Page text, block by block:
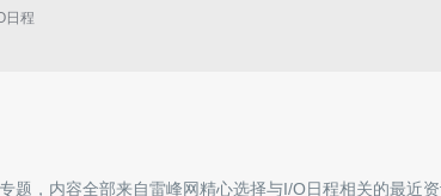
日程
专题，内容全部来自雷峰网精心选择与I/O日程相关的最近